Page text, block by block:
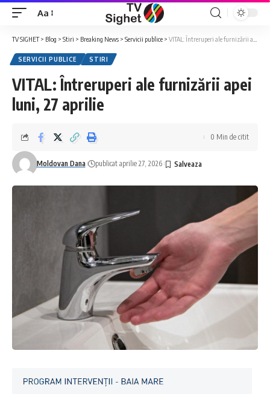
Font
Resizer
Aa
TV SIGHET> Blog > Stiri > Breaking News > Servicii publice > VITAL: Întreruperi ale furnizării apei luni, 27 aprilie
SERVICII PUBLICE STIRI
VITAL: Întreruperi ale furnizării apei
luni, 27 aprilie
Moldovan Dana publicat aprilie 27, 2026
0 Min de citit